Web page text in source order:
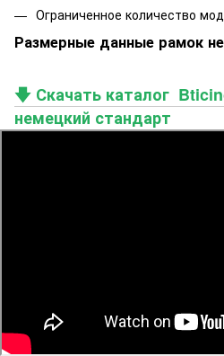
Ограниченное количество
Размерные данные рамок
🡇 Скачать каталог
немецкий стандарт